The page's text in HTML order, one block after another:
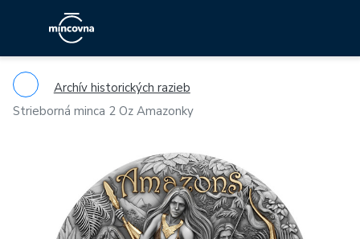
Archív historických razieb
Strieborná minca 2 Oz Amazonky